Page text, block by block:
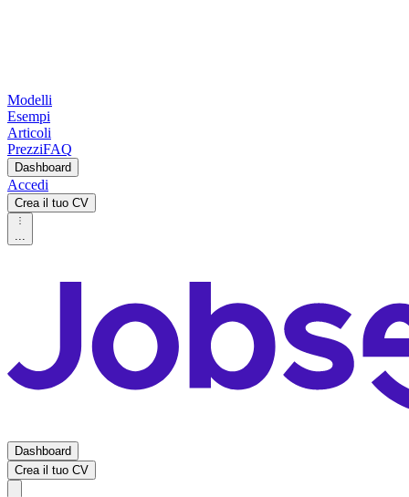
Modelli
Esempi
Articoli
PrezziFAQ
Dashboard
Accedi
Crea il tuo CV
...
Dashboard
Crea il tuo CV